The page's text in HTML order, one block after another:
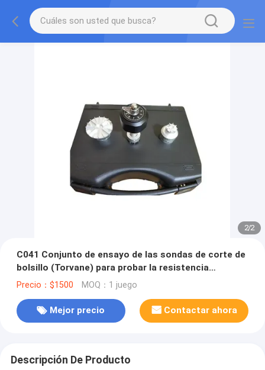
2/2
C041 Conjunto de ensayo de las sondas de corte de
bolsillo (Torvane) para probar la resistencia
aproximada al corte de los suelos cohesivos en el
Precio：$1500 MOQ：1 juego
Mejor precio Contactar ahora
Descripción De Producto